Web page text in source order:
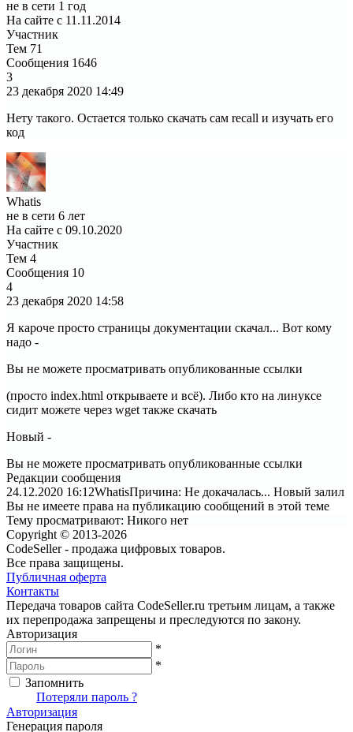
не в сети 1 год
На сайте с 11.11.2014
Участник
Тем 71
Сообщения 1646
3
23 декабря 2020 14:49
Нету такого. Остается только скачать сам recall и изучать его
код
Whatis
не в сети 6 лет
На сайте с 09.10.2020
Участник
Тем 4
Сообщения 10
4
23 декабря 2020 14:58
Я кароче просто страницы документации скачал... Вот кому
надо -
Вы не можете просматривать опубликованные ссылки
(просто index.html открываете и всё). Либо кто на линуксе
сидит можете через wget также скачать
Новый -
Вы не можете просматривать опубликованные ссылки
Редакции сообщения
24.12.2020 16:12WhatisПричина: Не докачалась... Новый залил
Вы не имеете права на публикацию сообщений в этой теме
Тему просматривают: Никого нет
Copyright © 2013-2026
CodeSeller - продажа цифровых товаров.
Все права защищены.
Публичная оферта
Контакты
Передача товаров сайта CodeSeller.ru третьим лицам, а также
их перепродажа запрещены и преследуются по закону.
Авторизация
*
*
Запомнить
Потеряли пароль ?
Авторизация
Генерация пароля